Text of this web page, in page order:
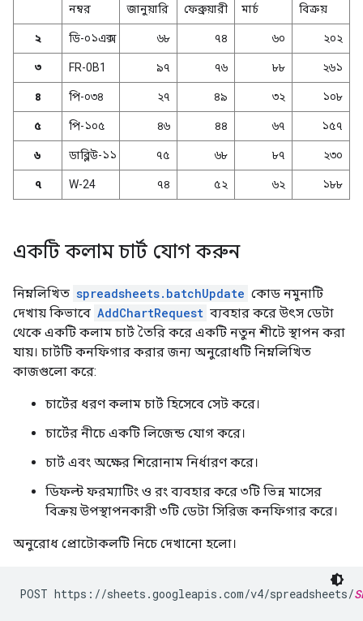
নম্বর
জানুয়ারি
ফেব্রুয়ারী
মার্চ
বিক্রয়
২ ডি-০১এক্স ৬৮ ৭৪ ৬০ ২০২
৩ FR-0B1 ৯৭ ৭৬ ৮৮ ২৬১
৪ পি-০৩৪ ২৭ ৪৯ ৩২ ১০৮
৫ পি-১০৫ ৪৬ ৪৪ ৬৭ ১৫৭
৬ ডাব্লিউ-১১ ৭৫ ৬৮ ৮৭ ২৩০
৭ W-24 ৭৪ ৫২ ৬২ ১৮৮
একটি কলাম চার্ট যোগ করুন
নিম্নলিখিত spreadsheets.batchUpdate কোড নমুনাটি
দেখায় কিভাবে AddChartRequest ব্যবহার করে উৎস ডেটা
থেকে একটি কলাম চার্ট তৈরি করে একটি নতুন শীটে স্থাপন করা
যায়। চার্টটি কনফিগার করার জন্য অনুরোধটি নিম্নলিখিত
কাজগুলো করে:
চার্টের ধরণ কলাম চার্ট হিসেবে সেট করে।
চার্টের নীচে একটি লিজেন্ড যোগ করে।
চার্ট এবং অক্ষের শিরোনাম নির্ধারণ করে।
ডিফল্ট ফরম্যাটিং ও রং ব্যবহার করে ৩টি ভিন্ন মাসের
বিক্রয় উপস্থাপনকারী ৩টি ডেটা সিরিজ কনফিগার করে।
অনুরোধ প্রোটোকলটি নিচে দেখানো হলো।
POST https://sheets.googleapis.com/v4/spreadsheets/